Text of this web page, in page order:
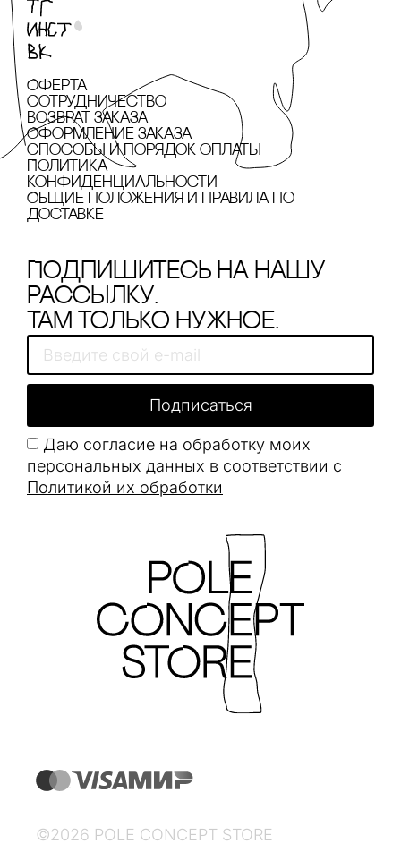
Оферта
сотрудничество
Возврат заказа
Оформление заказа
cпособы и порядок оплаты
Политика
конфиденциальности
Общие положения и правила по
доставке
Подпишитесь на нашу
рассылку.
Там только нужное.
Даю согласие на обработку моих
персональных данных в соответствии с
Политикой их обработки
Подписаться
©2026 POLE CONCEPT STORE